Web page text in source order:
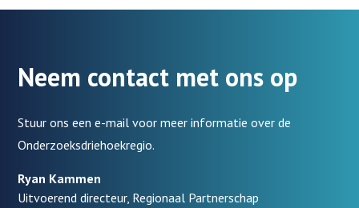
Neem contact met ons op
Stuur ons een e-mail voor meer informatie over de
Onderzoeksdriehoekregio.
Ryan Kammen
Uitvoerend directeur, Regionaal Partnerschap